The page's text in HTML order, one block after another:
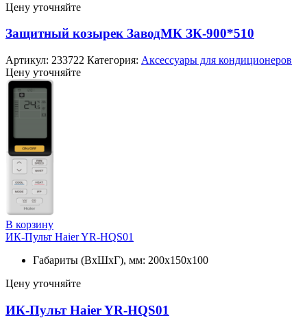
Цену уточняйте
Защитный козырек ЗаводМК ЗК-900*510
Артикул: 233722 Категория: Аксессуары для кондиционеров
Цену уточняйте
В корзину
ИК-Пульт Haier YR-HQS01
Габариты (ВхШхГ), мм: 200х150х100
Цену уточняйте
ИК-Пульт Haier YR-HQS01